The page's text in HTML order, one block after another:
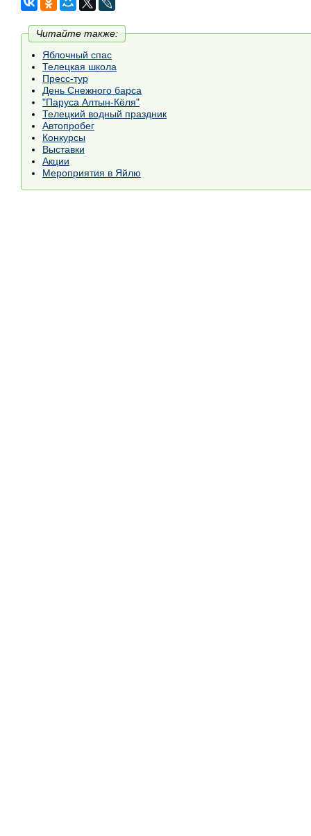
Читайте также:
Яблочный спас
Телецкая школа
Пресс-тур
День Снежного барса
"Паруса Алтын-Кёля"
Телецкий водный праздник
Автопробег
Конкурсы
Выставки
Акции
Мероприятия в Яйлю